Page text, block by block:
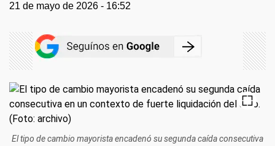
21 de mayo de 2026 - 16:52
El tipo de cambio mayorista encadenó su segunda caída consecutiva